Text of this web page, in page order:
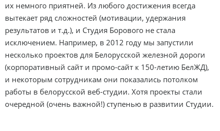
их немного приятней. Из любого достижения всегда
вытекает ряд сложностей (мотивации, удержания
результатов и т.д.), и Студия Борового не стала
исключением. Например, в 2012 году мы запустили
несколько проектов для Белорусской железной дороги
(корпоративный сайт и промо-сайт к 150-летию БелЖД),
и некоторым сотрудникам они показались потолком
работы в белорусской веб-студии. Хотя проекты стали
очередной (очень важной!) ступенью в развитии Студии.